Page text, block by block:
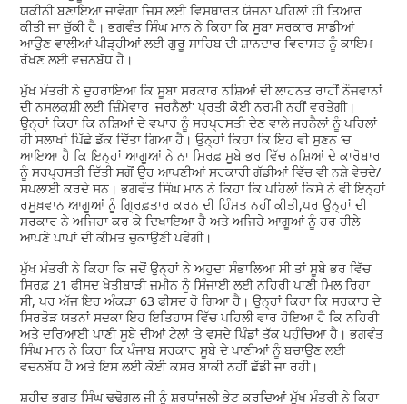
ਯਕੀਨੀ ਬਣਾਇਆ ਜਾਵੇਗਾ ਜਿਸ ਲਈ ਵਿਸਥਾਰਤ ਯੋਜਨਾ ਪਹਿਲਾਂ ਹੀ ਤਿਆਰ
ਕੀਤੀ ਜਾ ਚੁੱਕੀ ਹੈ। ਭਗਵੰਤ ਸਿੰਘ ਮਾਨ ਨੇ ਕਿਹਾ ਕਿ ਸੂਬਾ ਸਰਕਾਰ ਸਾਡੀਆਂ
ਆਉਣ ਵਾਲੀਆਂ ਪੀੜ੍ਹੀਆਂ ਲਈ ਗੁਰੂ ਸਾਹਿਬ ਦੀ ਸ਼ਾਨਦਾਰ ਵਿਰਾਸਤ ਨੂੰ ਕਾਇਮ
ਰੱਖਣ ਲਈ ਵਚਨਬੱਧ ਹੈ।
ਮੁੱਖ ਮੰਤਰੀ ਨੇ ਦੁਹਰਾਇਆ ਕਿ ਸੂਬਾ ਸਰਕਾਰ ਨਸ਼ਿਆਂ ਦੀ ਲਾਹਨਤ ਰਾਹੀਂ ਨੌਜਵਾਨਾਂ
ਦੀ ਨਸਲਕੁਸ਼ੀ ਲਈ ਜ਼ਿੰਮੇਵਾਰ 'ਜਰਨੈਲਾਂ' ਪ੍ਰਤੀ ਕੋਈ ਨਰਮੀ ਨਹੀਂ ਵਰਤੇਗੀ।
ਉਨ੍ਹਾਂ ਕਿਹਾ ਕਿ ਨਸ਼ਿਆਂ ਦੇ ਵਪਾਰ ਨੂੰ ਸਰਪ੍ਰਸਤੀ ਦੇਣ ਵਾਲੇ ਜਰਨੈਲਾਂ ਨੂੰ ਪਹਿਲਾਂ
ਹੀ ਸਲਾਖਾਂ ਪਿੱਛੇ ਡੱਕ ਦਿੱਤਾ ਗਿਆ ਹੈ। ਉਨ੍ਹਾਂ ਕਿਹਾ ਕਿ ਇਹ ਵੀ ਸੁਣਨ ‘ਚ
ਆਇਆ ਹੈ ਕਿ ਇਨ੍ਹਾਂ ਆਗੂਆਂ ਨੇ ਨਾ ਸਿਰਫ਼ ਸੂਬੇ ਭਰ ਵਿੱਚ ਨਸ਼ਿਆਂ ਦੇ ਕਾਰੋਬਾਰ
ਨੂੰ ਸਰਪ੍ਰਸਤੀ ਦਿੱਤੀ ਸਗੋਂ ਉਹ ਆਪਣੀਆਂ ਸਰਕਾਰੀ ਗੱਡੀਆਂ ਵਿੱਚ ਵੀ ਨਸ਼ੇ ਵੇਚਦੇ/
ਸਪਲਾਈ ਕਰਦੇ ਸਨ। ਭਗਵੰਤ ਸਿੰਘ ਮਾਨ ਨੇ ਕਿਹਾ ਕਿ ਪਹਿਲਾਂ ਕਿਸੇ ਨੇ ਵੀ ਇਨ੍ਹਾਂ
ਰਸੂਖ਼ਵਾਨ ਆਗੂਆਂ ਨੂੰ ਗ੍ਰਿਫ਼ਤਾਰ ਕਰਨ ਦੀ ਹਿੰਮਤ ਨਹੀਂ ਕੀਤੀ,ਪਰ ਉਨ੍ਹਾਂ ਦੀ
ਸਰਕਾਰ ਨੇ ਅਜਿਹਾ ਕਰ ਕੇ ਦਿਖਾਇਆ ਹੈ ਅਤੇ ਅਜਿਹੇ ਆਗੂਆਂ ਨੂੰ ਹਰ ਹੀਲੇ
ਆਪਣੇ ਪਾਪਾਂ ਦੀ ਕੀਮਤ ਚੁਕਾਉਣੀ ਪਵੇਗੀ।
ਮੁੱਖ ਮੰਤਰੀ ਨੇ ਕਿਹਾ ਕਿ ਜਦੋਂ ਉਨ੍ਹਾਂ ਨੇ ਅਹੁਦਾ ਸੰਭਾਲਿਆ ਸੀ ਤਾਂ ਸੂਬੇ ਭਰ ਵਿੱਚ
ਸਿਰਫ਼ 21 ਫੀਸਦ ਖੇਤੀਬਾੜੀ ਜ਼ਮੀਨ ਨੂੰ ਸਿੰਜਾਈ ਲਈ ਨਹਿਰੀ ਪਾਣੀ ਮਿਲ ਰਿਹਾ
ਸੀ, ਪਰ ਅੱਜ ਇਹ ਅੰਕੜਾ 63 ਫੀਸਦ ਹੋ ਗਿਆ ਹੈ। ਉਨ੍ਹਾਂ ਕਿਹਾ ਕਿ ਸਰਕਾਰ ਦੇ
ਸਿਰਤੋੜ ਯਤਨਾਂ ਸਦਕਾ ਇਹ ਇਤਿਹਾਸ ਵਿੱਚ ਪਹਿਲੀ ਵਾਰ ਹੋਇਆ ਹੈ ਕਿ ਨਹਿਰੀ
ਅਤੇ ਦਰਿਆਈ ਪਾਣੀ ਸੂਬੇ ਦੀਆਂ ਟੇਲਾਂ ‘ਤੇ ਵਸਦੇ ਪਿੰਡਾਂ ਤੱਕ ਪਹੁੰਚਿਆ ਹੈ। ਭਗਵੰਤ
ਸਿੰਘ ਮਾਨ ਨੇ ਕਿਹਾ ਕਿ ਪੰਜਾਬ ਸਰਕਾਰ ਸੂਬੇ ਦੇ ਪਾਣੀਆਂ ਨੂੰ ਬਚਾਉਣ ਲਈ
ਵਚਨਬੱਧ ਹੈ ਅਤੇ ਇਸ ਲਈ ਕੋਈ ਕਸਰ ਬਾਕੀ ਨਹੀਂ ਛੱਡੀ ਜਾ ਰਹੀ।
ਸ਼ਹੀਦ ਭਗਤ ਸਿੰਘ ਢਢੋਗਲ ਜੀ ਨੂੰ ਸ਼ਰਧਾਂਜਲੀ ਭੇਟ ਕਰਦਿਆਂ ਮੁੱਖ ਮੰਤਰੀ ਨੇ ਕਿਹਾ